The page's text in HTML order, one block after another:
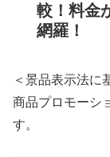
較！料金
網羅！
＜景品表示法に
商品プロモーシ
す。